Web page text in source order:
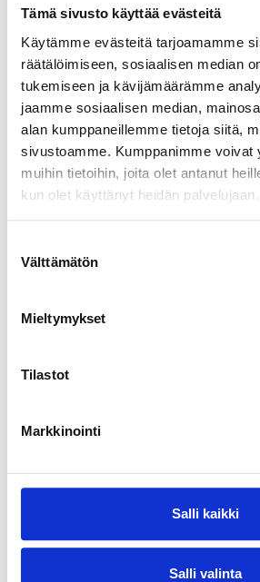
Tämä sivusto käyttää evästeitä
Käytämme evästeitä tarjoamamme
räätälöimiseen, sosiaalisen median
tukemiseen ja kävijämäärämme
jaamme sosiaalisen median,
alan kumppaneillemme tietoja siitä,
sivustoamme. Kumppanimme voivat
muihin tietoihin, joita olet antanut
kun olet käyttänyt heidän palvelujaan.
valinta
Välttämätön
Mieltymykset
Tilastot
Markkinointi
Salli kaikki
Salli valinta
Liikutko lasten kanssa?
useita lyhyitä, mielenkiintoisia
suosituin on varmaan noin 30
Pyhäjärven kierros Tampereella,
Nokialla. Voit tietenkin pyöräillä
reitin pätkittäin,
reitiltä toiselle mielesi mukaan.
Majoitu maaseudun kodikkaissa
majataloissa tai mökeissä.
unet ja jatka pyöräilyä
aamiaisen jälkeen. Anna